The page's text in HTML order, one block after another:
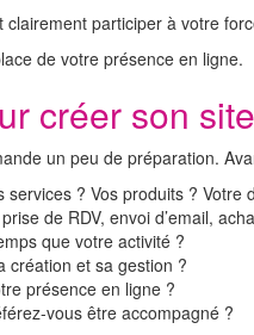
clairement participer à votre
de votre présence en ligne.
créer son
un peu de préparation.
? Vos produits ?
de RDV, envoi d’email,
que votre activité ?
création et sa gestion ?
présence en ligne ?
vous être accompagné ?